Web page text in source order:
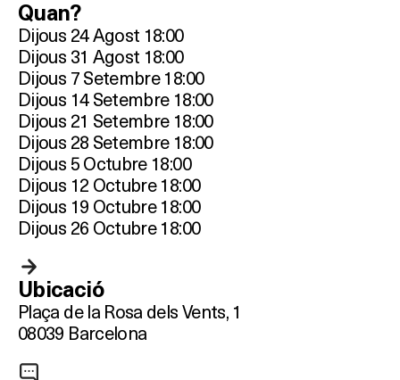
Quan?
Dijous 24 Agost 18:00
Dijous 31 Agost 18:00
Dijous 7 Setembre 18:00
Dijous 14 Setembre 18:00
Dijous 21 Setembre 18:00
Dijous 28 Setembre 18:00
Dijous 5 Octubre 18:00
Dijous 12 Octubre 18:00
Dijous 19 Octubre 18:00
Dijous 26 Octubre 18:00
Ubicació
Plaça de la Rosa dels Vents, 1
08039 Barcelona